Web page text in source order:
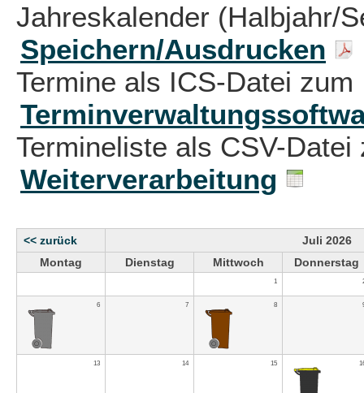
Jahreskalender (Halbjahr/
Speichern/Ausdrucken
Termine als ICS-Datei zum
Termineliste als CSV-
Weiterverarbeitung
<< zurück
Juli 2026
Montag
Dienstag Mittwoch Donnerstag
1
6 7 8
13 14 15